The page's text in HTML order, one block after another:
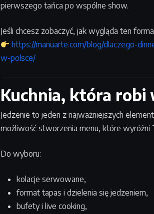
pierwszego tańca po wspólne show.
Jeśli chcesz zobaczyć, jak wygląda ten
https://manuarte.com/blog/dlaczego-
w-polsce/
Kuchnia, która robi
Jedzenie to jeden z najważniejszych
możliwość stworzenia menu, które wyróżni
Do wyboru:
kolacje serwowane,
format tapas i dzielenia się jedzeniem,
bufety i live cooking,